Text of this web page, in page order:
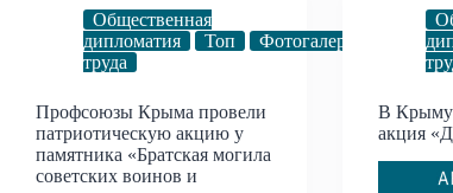
Общественная
дипломатия
Топ Фотогалерея
Человек
труда
Профсоюзы Крыма провели
патриотическую акцию у
памятника «Братская могила
советских воинов и
В Крыму
акция